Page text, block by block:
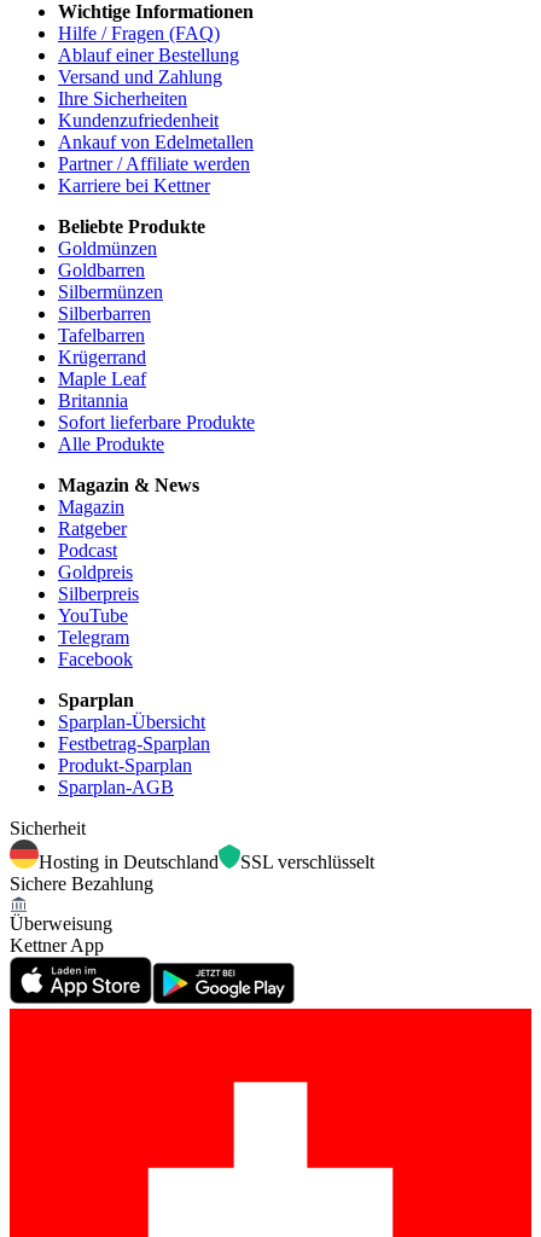
Wichtige Informationen
Hilfe / Fragen (FAQ)
Ablauf einer Bestellung
Versand und Zahlung
Ihre Sicherheiten
Kundenzufriedenheit
Ankauf von Edelmetallen
Partner / Affiliate werden
Karriere bei Kettner
Beliebte Produkte
Goldmünzen
Goldbarren
Silbermünzen
Silberbarren
Tafelbarren
Krügerrand
Maple Leaf
Britannia
Sofort lieferbare Produkte
Alle Produkte
Magazin & News
Magazin
Ratgeber
Podcast
Goldpreis
Silberpreis
YouTube
Telegram
Facebook
Sparplan
Sparplan-Übersicht
Festbetrag-Sparplan
Produkt-Sparplan
Sparplan-AGB
Sicherheit
Hosting in Deutschland
SSL verschlüsselt
Sichere Bezahlung
Überweisung
Kettner App